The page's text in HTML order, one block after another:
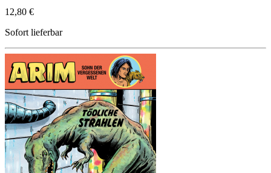
12,80 €
Sofort lieferbar